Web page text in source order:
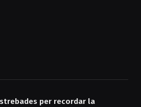
per recordar la